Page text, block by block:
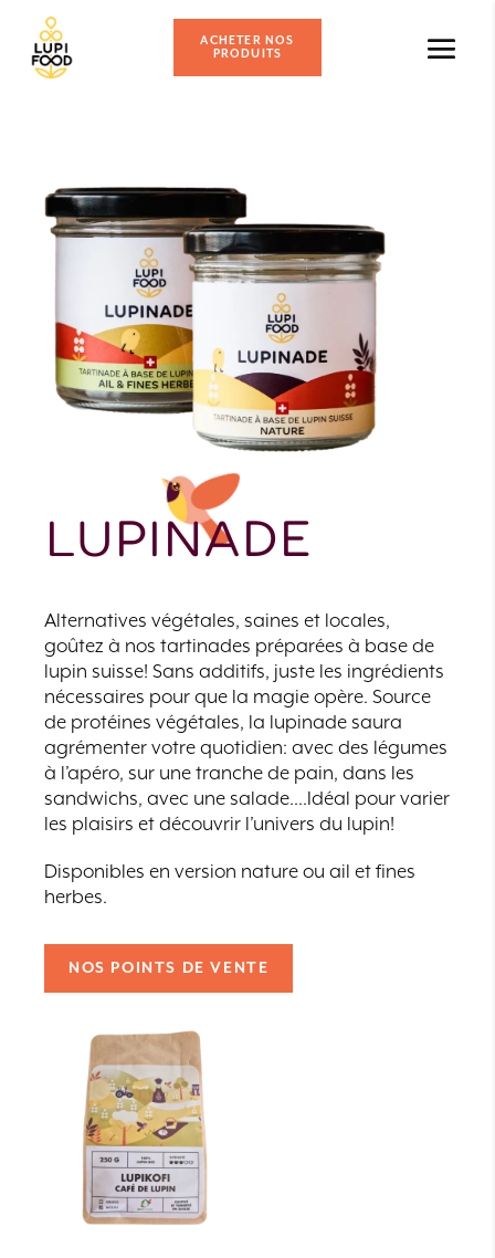
ACHETER NOS
PRODUITS
LUPINADE
Alternatives végétales, saines et locales,
goûtez à nos tartinades préparées à base de
lupin suisse! Sans additifs, juste les ingrédients
nécessaires pour que la magie opère. Source
de protéines végétales, la lupinade saura
agrémenter votre quotidien: avec des légumes
à l’apéro, sur une tranche de pain, dans les
sandwichs, avec une salade….Idéal pour varier
les plaisirs et découvrir l’univers du lupin!
Disponibles en version nature ou ail et fines
herbes.
NOS POINTS DE VENTE